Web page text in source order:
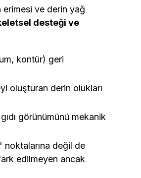
erimesi ve derin yağ
desteği ve
kontür) geri
oluşturan derin olukları
görünümünü mekanik
değil de
edilmeyen ancak